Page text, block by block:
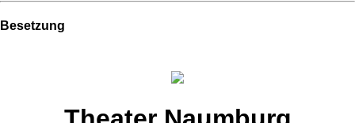
Besetzung